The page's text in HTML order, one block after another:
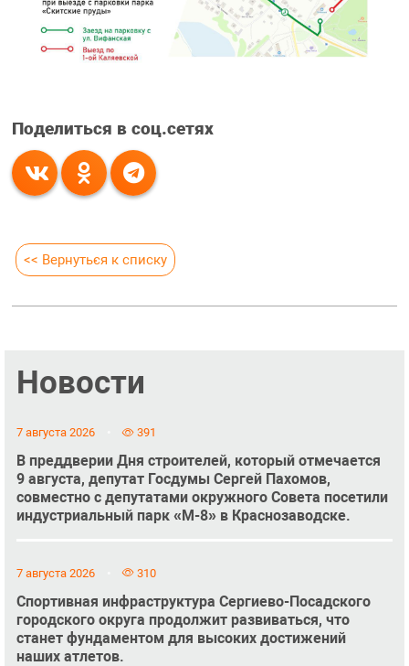
Поделиться в соц.сетях
<< Вернуться к списку
Новости
7 августа 2026 391
В преддверии Дня строителей, который отмечается
9 августа, депутат Госдумы Сергей Пахомов,
совместно с депутатами окружного Совета посетили
индустриальный парк «М-8» в Краснозаводске.
7 августа 2026 310
Спортивная инфраструктура Сергиево-Посадского
городского округа продолжит развиваться, что
станет фундаментом для высоких достижений
наших атлетов.